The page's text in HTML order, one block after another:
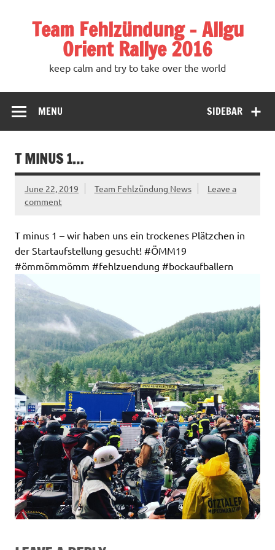
Team Fehlzündung – Allgu
Orient Rallye 2016
keep calm and try to take over the world
SIDEBAR
MENU
T MINUS 1…
June 22, 2019 Team Fehlzündung News
Leave a
comment
T minus 1 – wir haben uns ein trockenes Plätzchen in
der Startaufstellung gesucht! #ÖMM19
#ömmömmömm #fehlzuendung #bockaufballern